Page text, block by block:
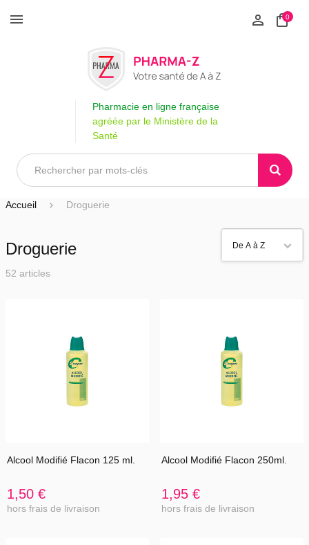
0
Pharmacie en ligne française
agréée par le Ministère de la
Santé
Accueil Droguerie
Droguerie
52 articles
Alcool Modifié Flacon 125 ml.
1,50 €
hors frais de livraison
Alcool Modifié Flacon 250ml.
1,95 €
hors frais de livraison